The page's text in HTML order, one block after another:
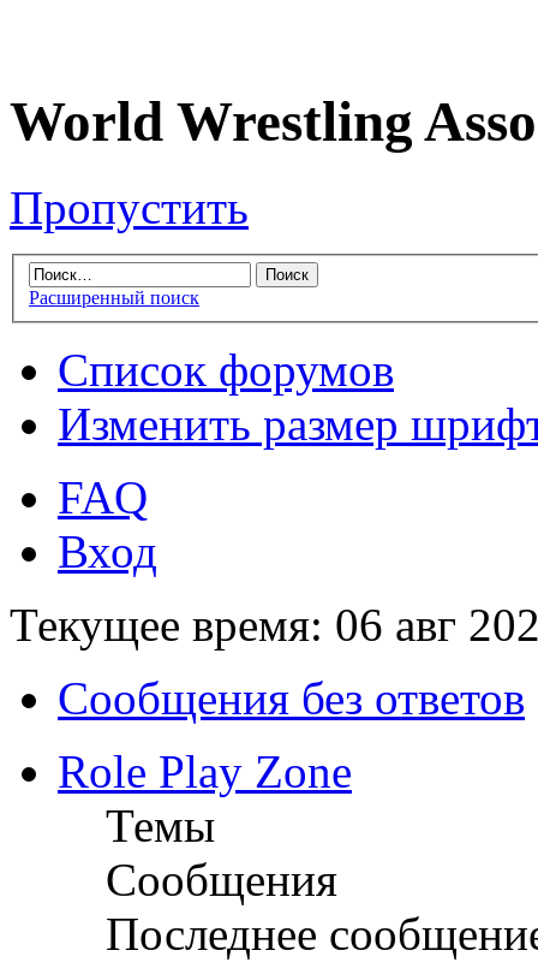
World Wrestling
Пропустить
Расширенный поиск
Список форумов
Изменить размер
FAQ
Вход
Текущее время: 06 авг
Сообщения без ответов
Role Play Zone
Темы
Сообщения
Последнее